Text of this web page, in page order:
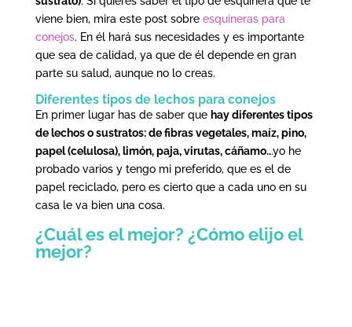
viene bien, mira este post sobreesquineras para
conejos. En él hará sus necesidades y es importante
que sea de calidad, ya que de él depende en gran
parte su salud, aunque no lo creas.
Diferentes tipos de lechos para conejos
En primer lugar has de saber que hay diferentes tipos
de lechos o sustratos: de fibras vegetales, maíz, pino,
papel (celulosa), limón, paja, virutas, cáñamo...yo he
probado varios y tengo mi preferido, que es el de
papel reciclado, pero es cierto que a cada uno en su
casa le va bien una cosa.
¿Cuál es el mejor? ¿Cómo elijo el
mejor?